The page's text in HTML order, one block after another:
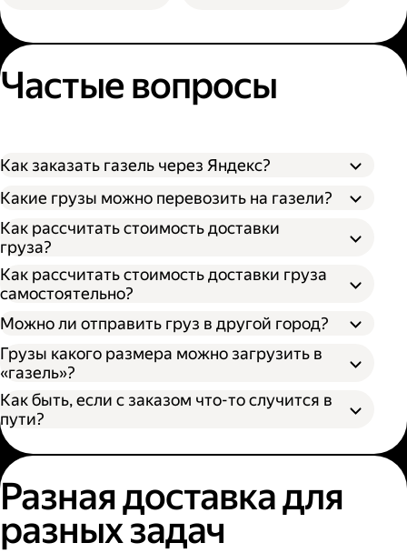
Частые вопросы
Как заказать газель через Яндекс?
Какие грузы можно перевозить на газели?
Как рассчитать стоимость доставки
груза?
Как рассчитать стоимость доставки груза
самостоятельно?
Можно ли отправить груз в другой город?
Грузы какого размера можно загрузить в
«газель»?
Как быть, если с заказом что-то случится в
пути?
Разная доставка для
разных задач